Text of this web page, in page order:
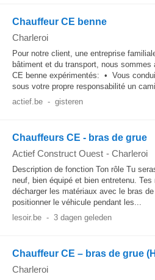
Chauffeur CE benne
Charleroi
Pour notre client, une entreprise
bâtiment et du transport, nous sommes
CE benne expérimentés: • Vous
sous votre propre responsabilité un
actief.be - gisteren
Chauffeurs CE - bras de grue
Actief Construct Ouest - Charleroi
Description de fonction Ton rôle Tu
neuf, bien équipé et bien entretenu.
décharger les matériaux avec le bras
positionner le véhicule pendant les...
lesoir.be - 3 dagen geleden
Chauffeur CE – bras de grue
Charleroi